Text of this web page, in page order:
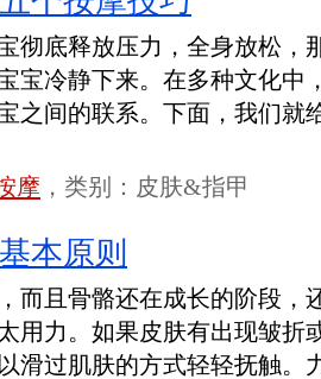
彻底释放压力，全身放松，
宝冷静下来。在多种文化中
之间的联系。下面，我们就
摩 ，类别：皮肤&指甲
本原则
而且骨骼还在成长的阶段，
用力。如果皮肤有出现皱折
滑过肌肤的方式轻轻抚触。